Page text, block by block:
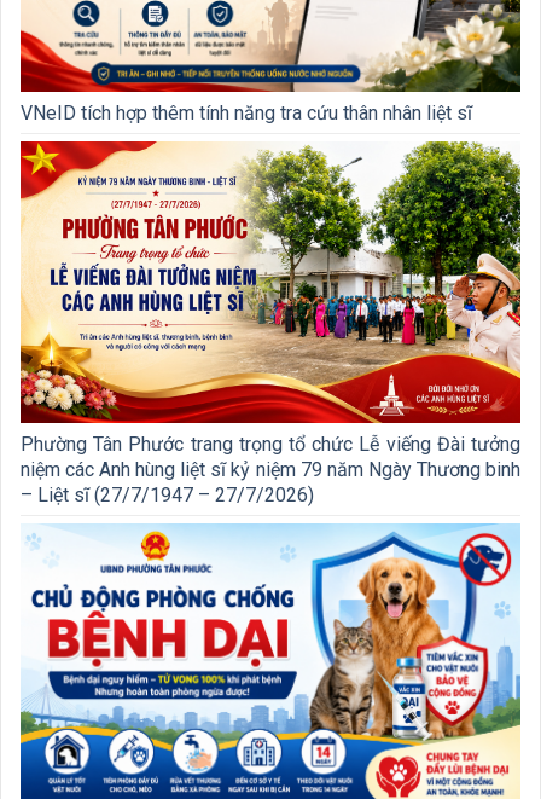
VNeID tích hợp thêm tính năng tra cứu thân nhân liệt sĩ
Phường Tân Phước trang trọng tổ chức Lễ viếng Đài tưởng
niệm các Anh hùng liệt sĩ kỷ niệm 79 năm Ngày Thương binh
– Liệt sĩ (27/7/1947 – 27/7/2026)